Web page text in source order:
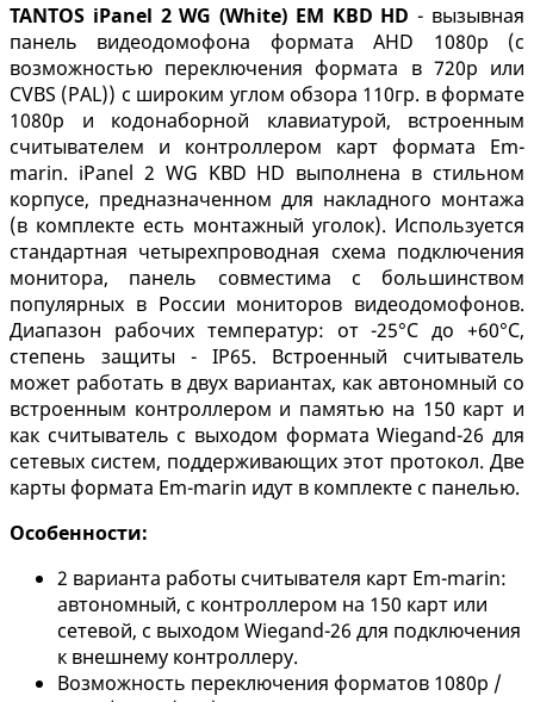
TANTOS iPanel 2 WG (White) EM KBD HD - вызывная
панель видеодомофона формата AHD 1080p (с
возможностью переключения формата в 720p или
CVBS (PAL)) с широким углом обзора 110гр. в формате
1080p и кодонаборной клавиатурой, встроенным
считывателем и контроллером карт формата Em-
marin. iPanel 2 WG KBD HD выполнена в стильном
корпусе, предназначенном для накладного монтажа
(в комплекте есть монтажный уголок). Используется
стандартная четырехпроводная схема подключения
монитора, панель совместима с большинством
популярных в России мониторов видеодомофонов.
Диапазон рабочих температур: от -25°C до +60°C,
степень защиты - IP65. Встроенный считыватель
может работать в двух вариантах, как автономный со
встроенным контроллером и памятью на 150 карт и
как считыватель с выходом формата Wiegand-26 для
сетевых систем, поддерживающих этот протокол. Две
карты формата Em-marin идут в комплекте с панелью.
Особенности:
2 варианта работы считывателя карт Em-marin:
автономный, с контроллером на 150 карт или
сетевой, с выходом Wiegand-26 для подключения
к внешнему контроллеру.
Возможность переключения форматов 1080p /